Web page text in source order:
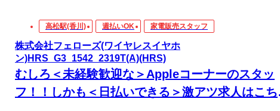
高松駅(香川) 週払いOK 家電販売スタッフ
株式会社フェローズ(ワイヤレスイヤホ
ン)HRS_G3_1542_2319T(A)(HRS)
むしろ＜未経験歓迎な＞Appleコーナーのスタッ
フ！！しかも＜日払いできる＞激アツ求人はこち